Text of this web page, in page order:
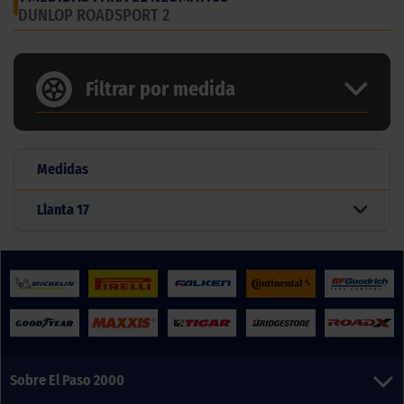
DUNLOP ROADSPORT 2
Filtrar por medida
Medidas
Llanta17
Sobre El Paso 2000